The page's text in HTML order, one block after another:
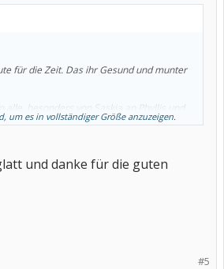
für die Zeit. Das ihr Gesund und munter
alle, besonders von Saskia an Phyllis und
Dr. Rühlmann ausrichten.
um es in vollständiger Größe anzuzeigen.
und danke für die guten
#5